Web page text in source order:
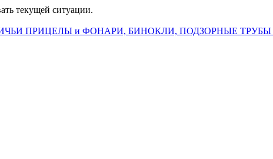
текущей ситуации.
ПРИЦЕЛЫ и ФОНАРИ, БИНОКЛИ, ПОДЗОРНЫЕ ТРУБЫ